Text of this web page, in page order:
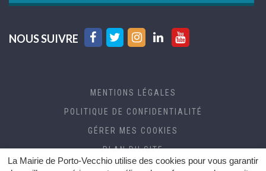
La Mairie de Porto-Vecchio utilise des cookies pour vous garantir
NOUS SUIVRE
Lien
compte
Lien
compte
Lien
compte
Lien
compte
LinkedinYoutube
MENTIONS LÉGALES
POLITIQUE DE CONFIDENTIALITÉ
GÉRER MES COOKIES
PLAN DU SITE
CRÉDITS